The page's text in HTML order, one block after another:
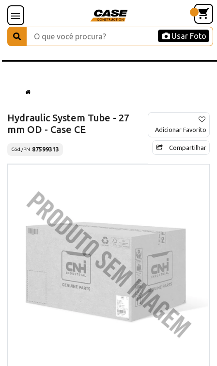
Usar Foto
Hydraulic System Tube - 27
mm OD - Case CE
Cód./PN 87599313
Adicionar Favorito
Compartilhar